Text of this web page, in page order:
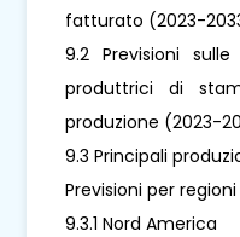
fatturato (2023-
9.2 Previsioni
produttrici di
produzione (2023-
9.3 Principali
Previsioni per regioni
9.3.1 Nord America